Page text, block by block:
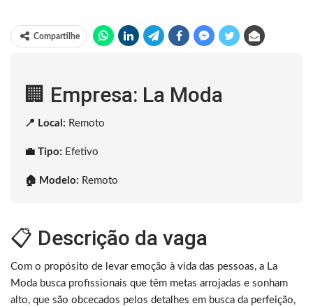
Compartilhe
🏢 Empresa: La Moda
📍 Local: Remoto
💼 Tipo: Efetivo
🏠 Modelo: Remoto
📋 Descrição da vaga
Com o propósito de levar emoção à vida das pessoas, a La
Moda busca profissionais que têm metas arrojadas e sonham
alto, que são obcecados pelos detalhes em busca da perfeição,